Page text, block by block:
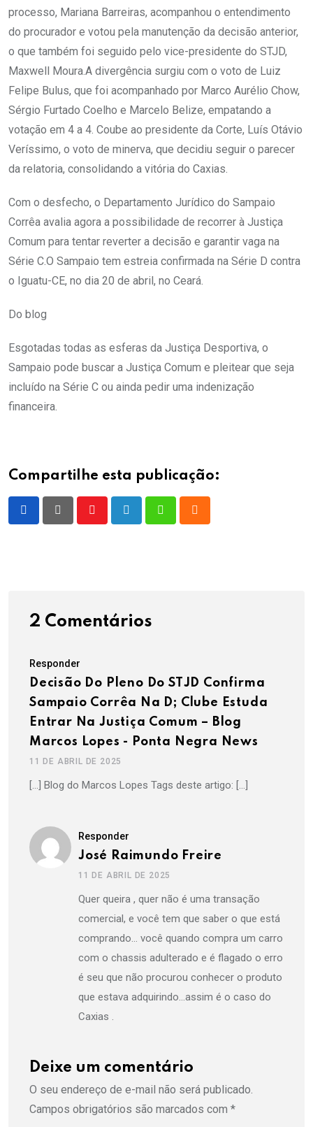
processo, Mariana Barreiras, acompanhou o entendimento
do procurador e votou pela manutenção da decisão anterior,
o que também foi seguido pelo vice-presidente do STJD,
Maxwell Moura.A divergência surgiu com o voto de Luiz
Felipe Bulus, que foi acompanhado por Marco Aurélio Chow,
Sérgio Furtado Coelho e Marcelo Belize, empatando a
votação em 4 a 4. Coube ao presidente da Corte, Luís Otávio
Veríssimo, o voto de minerva, que decidiu seguir o parecer
da relatoria, consolidando a vitória do Caxias.
Com o desfecho, o Departamento Jurídico do Sampaio
Corrêa avalia agora a possibilidade de recorrer à Justiça
Comum para tentar reverter a decisão e garantir vaga na
Série C.O Sampaio tem estreia confirmada na Série D contra
o Iguatu-CE, no dia 20 de abril, no Ceará.
Do blog
Esgotadas todas as esferas da Justiça Desportiva, o
Sampaio pode buscar a Justiça Comum e pleitear que seja
incluído na Série C ou ainda pedir uma indenização
financeira.
Compartilhe esta publicação:
2 Comentários
Responder
Decisão Do Pleno Do STJD Confirma
Sampaio Corrêa Na D; Clube Estuda
Entrar Na Justiça Comum – Blog
Marcos Lopes - Ponta Negra News
11 DE ABRIL DE 2025
[…] Blog do Marcos Lopes Tags deste artigo: […]
Responder
José Raimundo Freire
11 DE ABRIL DE 2025
Quer queira , quer não é uma transação
comercial, e você tem que saber o que está
comprando… você quando compra um carro
com o chassis adulterado e é flagado o erro
é seu que não procurou conhecer o produto
que estava adquirindo…assim é o caso do
Caxias .
Deixe um comentário
O seu endereço de e-mail não será publicado.
Campos obrigatórios são marcados com *